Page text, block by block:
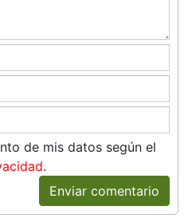
de mis datos según el
.
Enviar comentario